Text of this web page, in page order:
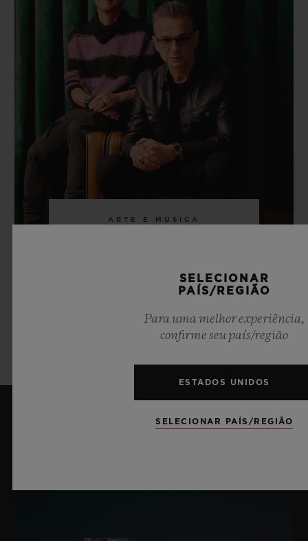
ARTE E MÚSICA
SAIBA MAIS
SELECIONAR
PAÍS/REGIÃO
Para uma melhor experiência,
confirme seu país/região
ESTADOS UNIDOS
SELECIONAR PAÍS/REGIÃO